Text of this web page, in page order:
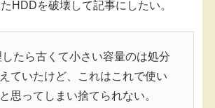
HDDを破壊して記事にしたい。
たら古くて小さい容量のは処分
ていたけど、これはこれで使い
思ってしまい捨てられない。